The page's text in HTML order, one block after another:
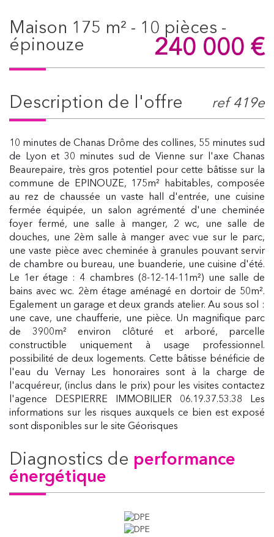
maison 175 m² - 10 pièces -
épinouze
240 000 €
description de l'offre ref 419e
10 minutes de Chanas Drôme des collines, 55 minutes sud
de Lyon et 30 minutes sud de Vienne sur l'axe Chanas
Beaurepaire, très gros potentiel pour cette bâtisse sur la
commune de EPINOUZE, 175m² habitables, composée
au rez de chaussée un vaste hall d'entrée, une cuisine
fermée équipée, un salon agrémenté d'une cheminée
foyer fermé, une salle à manger, 2 wc, une salle de
douches, une 2èm salle à manger avec vue sur le parc,
une vaste pièce avec cheminée à granules pouvant servir
de chambre ou bureau, une buanderie, une cuisine d'été.
Le 1er étage : 4 chambres (8-12-14-11m²) une salle de
bains avec wc. 2èm étage aménagé en dortoir de 50m².
Egalement un garage et deux grands atelier. Au sous sol :
une cave, une chaufferie, une pièce. Un magnifique parc
de 3900m² environ clôturé et arboré, parcelle
constructible uniquement à usage professionnel.
possibilité de deux logements. Cette bâtisse bénéficie de
l'eau du Vernay Les honoraires sont à la charge de
l'acquéreur, (inclus dans le prix) pour les visites contactez
l'agence DESPIERRE IMMOBILIER 06.19.37.53.38 Les
informations sur les risques auxquels ce bien est exposé
sont disponibles sur le site Géorisques
diagnostics de performance
énergétique